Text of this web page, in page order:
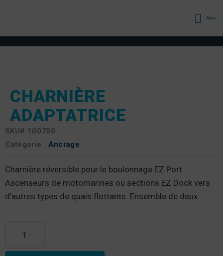
Menu
CHARNIÈRE
ADAPTATRICE
SKU# 100750
Catégorie : Ancrage
Charnière réversible pour le boulonnage EZ Port
Ascenseurs de motomarines ou sections EZ Dock vers
d’autres types de quais flottants. Ensemble de deux.